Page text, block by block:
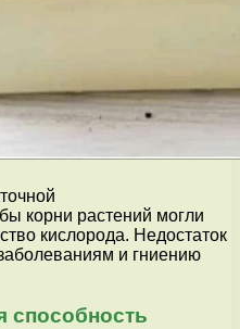
корни растений могли
кислорода. Недостаток
и гниению
способность